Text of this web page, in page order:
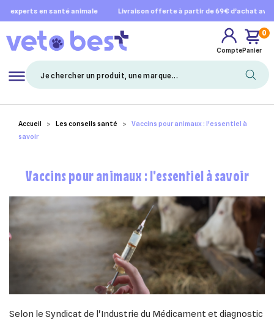
experts en santé animale livraison offerte à partir de 69€ d’achat avec
Compte
0
Panier
Accueil Les conseils santé
Vaccins pour animaux : l'essentiel à
savoir
Vaccins pour animaux : l'essentiel à savoir
Selon le Syndicat de l'Industrie du Médicament et diagnostic